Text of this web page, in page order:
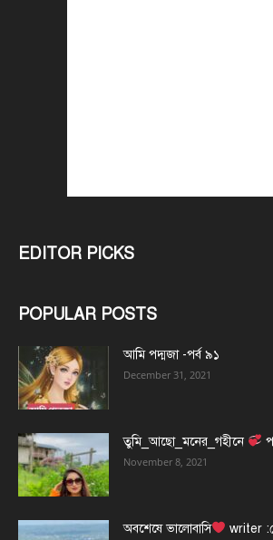
EDITOR PICKS
POPULAR POSTS
আমি পদ্মজা -পর্ব ৯১
December 31, 2021
তুমি_আছো_মনের_গহীনে
November 8, 2021
অবশেষে ভালোবাসি writer